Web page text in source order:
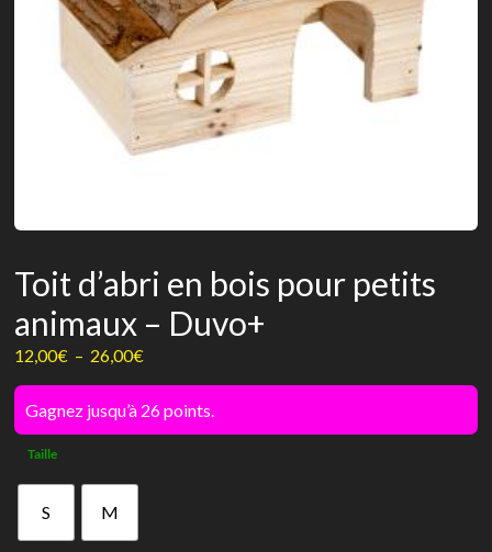
Toit d’abri en bois pour petits
animaux – Duvo+
12,00€ – 26,00€
de
prix :
12,00€
Gagnez jusqu’à 26 points.
Taille
S M